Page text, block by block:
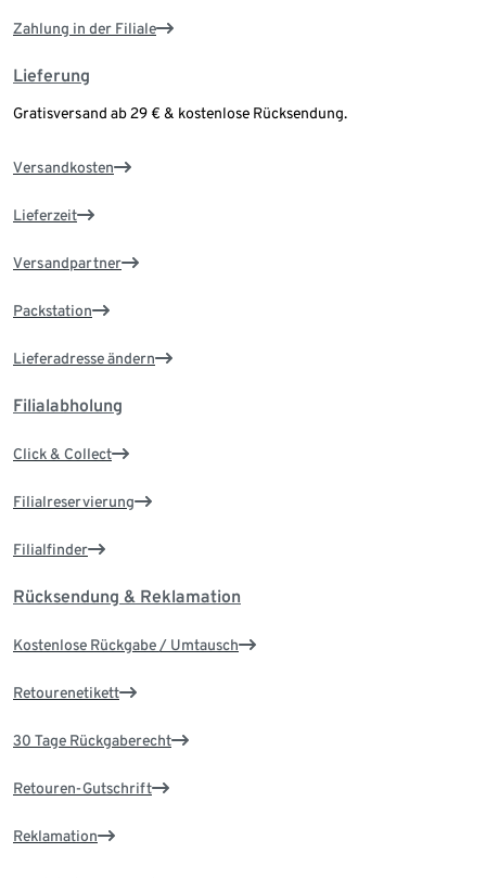
Zahlung in der Filiale
Lieferung
Gratisversand ab 29 € & kostenlose Rücksendung.
Versandkosten
Lieferzeit
Versandpartner
Packstation
Lieferadresse ändern
Filialabholung
Click & Collect
Filialreservierung
Filialfinder
Rücksendung & Reklamation
Kostenlose Rückgabe / Umtausch
Retourenetikett
30 Tage Rückgaberecht
Retouren-Gutschrift
Reklamation